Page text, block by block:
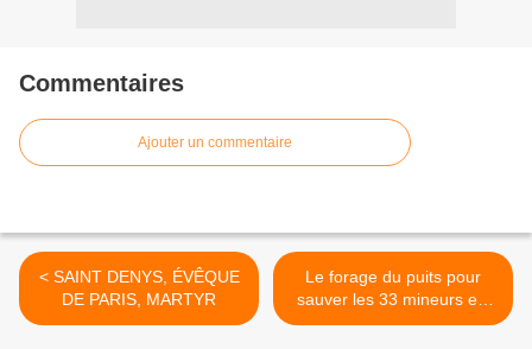
Commentaires
Ajouter un commentaire
< SAINT DENYS, ÉVÊQUE
DE PARIS, MARTYR
Le forage du puits pour
sauver les 33 mineurs est
terminé >